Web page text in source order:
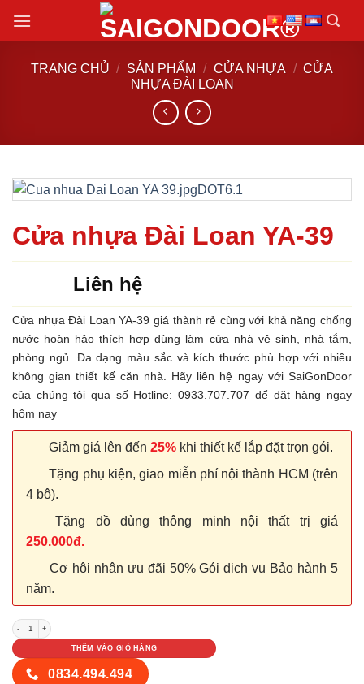
đến
TRANG CHỦ / SẢN PHẨM / CỬA NHỰA / CỬA
NHỰA ĐÀI LOAN
Cửa nhựa Đài Loan YA-39
Liên hệ
Cửa nhựa Đài Loan YA-39 giá thành rẻ cùng với khả năng chống
nước hoàn hảo thích hợp dùng làm cửa nhà vệ sinh, nhà tắm,
phòng ngủ. Đa dạng màu sắc và kích thước phù hợp với nhiều
không gian thiết kế căn nhà. Hãy liên hệ ngay với SaiGonDoor
của chúng tôi qua số Hotline: 0933.707.707 để đặt hàng ngay
hôm nay
Giảm giá lên đến 25% khi thiết kế lắp đặt trọn gói.
Tặng phụ kiện, giao miễn phí nội thành HCM (trên
4 bộ).
Tặng đồ dùng thông minh nội thất trị giá
250.000đ.
Cơ hội nhận ưu đãi 50% Gói dịch vụ Bảo hành 5
năm.
Cửa nhựa Đài Loan YA-39 số lượng
THÊM VÀO GIỎ HÀNG
0834.494.494